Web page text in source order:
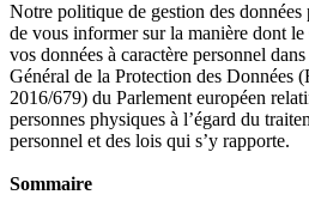
Notre politique de gestion des
de vous informer sur la manière dont
vos données à caractère personnel
Général de la Protection des Données
2016/679) du Parlement européen
personnes physiques à l’égard du
personnel et des lois qui s’y rapporte.
Sommaire